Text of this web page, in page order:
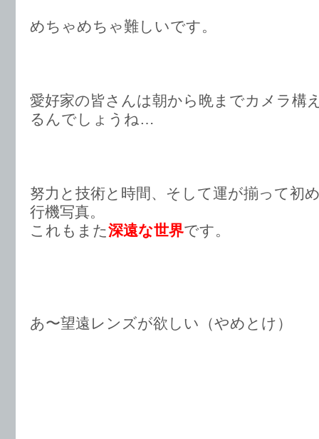
めちゃめちゃ難しいです。
愛好家の皆さんは朝から晩までカメラ構
るんでしょうね…
努力と技術と時間、そして運が揃って初
行機写真。
これもまた深遠な世界です。
あ〜望遠レンズが欲しい（やめとけ）